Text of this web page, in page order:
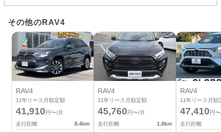
その他のRAV4
RAV4
11年リース月額定額
41,910円〜/月
走行距離
8.4km
RAV4
11年リース月額定額
45,760円〜/月
走行距離
1.8km
RAV4
11年リース月額
47,410円
走行距離